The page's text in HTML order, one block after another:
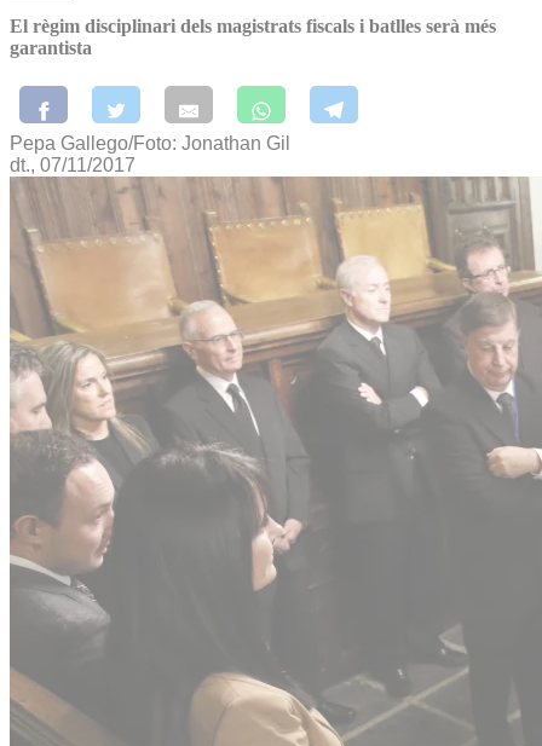
El règim disciplinari dels magistrats fiscals i batlles serà més
garantista
Pepa Gallego/Foto: Jonathan Gil
dt., 07/11/2017